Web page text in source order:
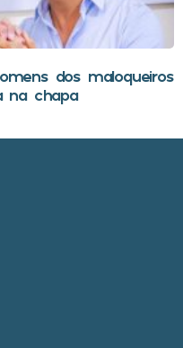
dos maloqueiros
na chapa